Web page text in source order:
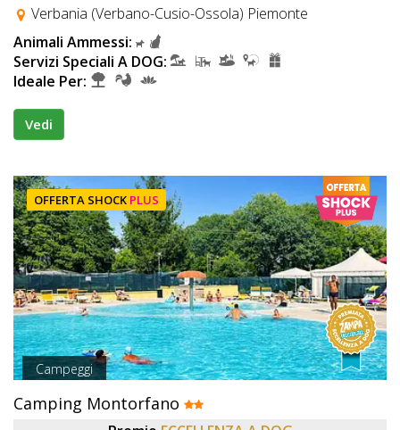
Verbania (Verbano-Cusio-Ossola) Piemonte
Animali Ammessi:
Servizi Speciali A DOG:
Ideale Per:
Vedi
OFFERTA SHOCK PLUS
Campeggi
Camping Montorfano